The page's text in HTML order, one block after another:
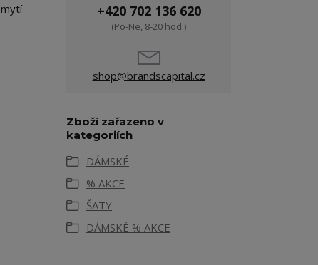
+420 702 136 620
(Po-Ne, 8-20 hod.)
shop@brandscapital.cz
Zboží zařazeno v
kategoriích
DÁMSKÉ
% AKCE
ŠATY
DÁMSKÉ % AKCE